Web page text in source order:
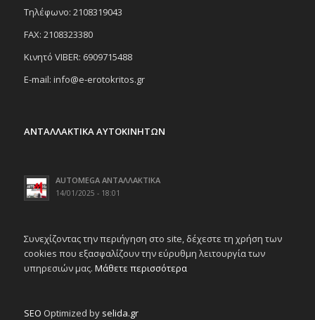
Tηλέφωνο: 2108319043
FAX: 2108323380
Κινητό VIBER: 6909715488
E-mail: info@e-erotokritos.gr
ΑΝΤΑΛΛΑΚΤΙΚΑ ΑΥΤΟΚΙΝΗΤΩΝ
AUTOMEGA ΑΝΤΑΛΛΑΚΤΙΚΑ
14/01/2025 - 18:01
Συνεχίζοντας την περιήγηση στο site, δέχεστε τη χρήση των
cookies που εξασφαλίζουν την εύρυθμη λειτουργία των
υπηρεσιών μας. Μάθετε περισσότερα
SEO Optimized by selida.gr